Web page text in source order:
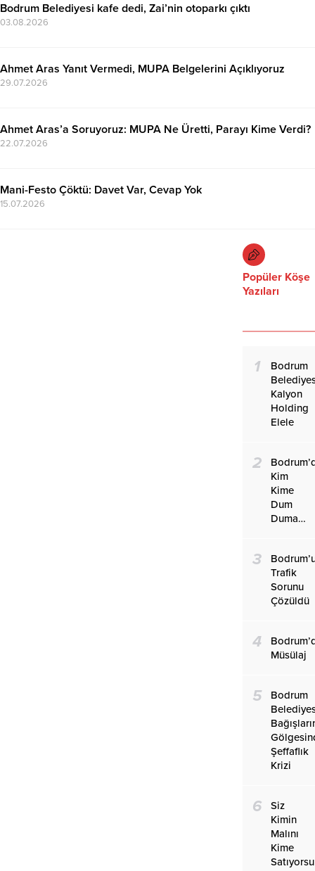
Bodrum Belediyesi kafe dedi, Zai’nin otoparkı çıktı
03.08.2026
Ahmet Aras Yanıt Vermedi, MUPA Belgelerini Açıklıyoruz
29.07.2026
Ahmet Aras’a Soruyoruz: MUPA Ne Üretti, Parayı Kime Verdi?
22.07.2026
Mani-Festo Çöktü: Davet Var, Cevap Yok
15.07.2026
Popüler Köşe
Yazıları
1
Bodrum
Kalyon
Holding
Elele
2
Kim
Kime
Dum
Duma…
3
Trafik
Sorunu
Çözüldü
4
Müsülaj
5
Bodrum
Şeffaflık
Krizi
6
Siz
Kimin
Malını
Kime